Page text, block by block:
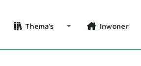
Thema's Toggle Dropdown
Inwoner